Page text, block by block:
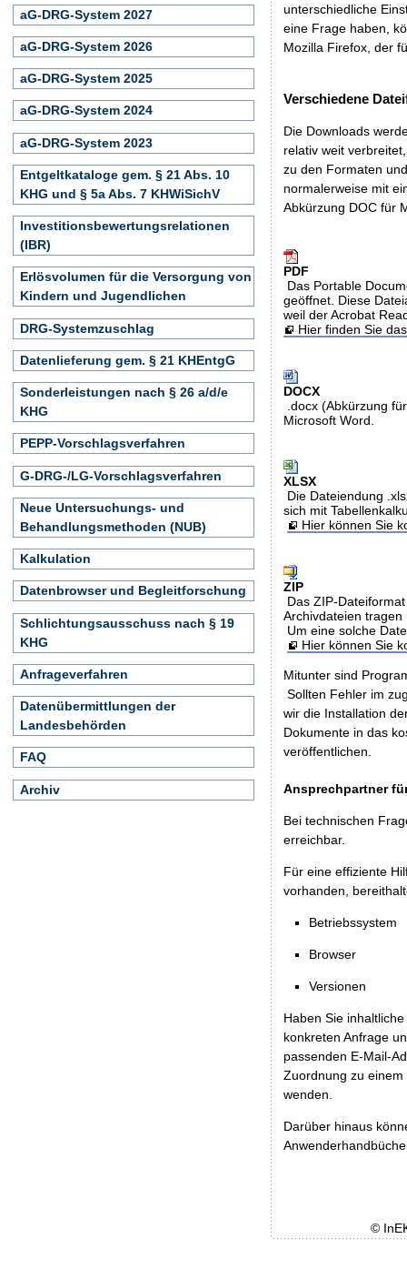
unterschiedliche
eine Frage haben,
Mozilla Firefox, der
Verschiedene
Die Downloads
relativ weit
zu den Formaten
normalerweise mit
Abkürzung DOC für
PDF
Das Portable
geöffnet. Diese
weil der Acrobat
Hier finden Sie
DOCX
.docx (Abkürzung
Microsoft Word.
XLSX
Die Dateiendung
sich mit
Hier können Sie
ZIP
Das ZIP-
Archivdateien
Um eine solche
Hier können Sie
Mitunter sind
Sollten Fehler im
wir die Installation
Dokumente in das
veröffentlichen.
Ansprechpartner
Bei technischen
erreichbar.
Für eine effiziente
vorhanden,
Betriebssystem
Browser
Versionen
Haben Sie
konkreten Anfrage
passenden E-Mail-
Zuordnung zu
wenden.
Darüber hinaus
aG-DRG-System 2027
aG-DRG-System 2026
aG-DRG-System 2025
aG-DRG-System 2024
aG-DRG-System 2023
Entgeltkataloge gem. § 21 Abs. 10
KHG und § 5a Abs. 7 KHWiSichV
Investitionsbewertungsrelationen
(IBR)
Erlösvolumen für die Versorgung von
Kindern und Jugendlichen
DRG-Systemzuschlag
Datenlieferung gem. § 21 KHEntgG
Sonderleistungen nach § 26 a/d/e
KHG
PEPP-Vorschlagsverfahren
G-DRG-/LG-Vorschlagsverfahren
Neue Untersuchungs- und
Behandlungsmethoden (NUB)
Kalkulation
Datenbrowser und Begleitforschung
Schlichtungsausschuss nach § 19
KHG
Anfrageverfahren
Datenübermittlungen der
Landesbehörden
FAQ
Archiv
©